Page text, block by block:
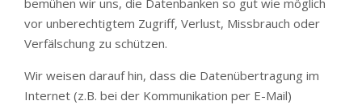
bemühen wir uns, die Datenbanken so gut wie möglich
vor unberechtigtem Zugriff, Verlust, Missbrauch oder
Verfälschung zu schützen.
Wir weisen darauf hin, dass die Datenübertragung im
Internet (z.B. bei der Kommunikation per E-Mail)